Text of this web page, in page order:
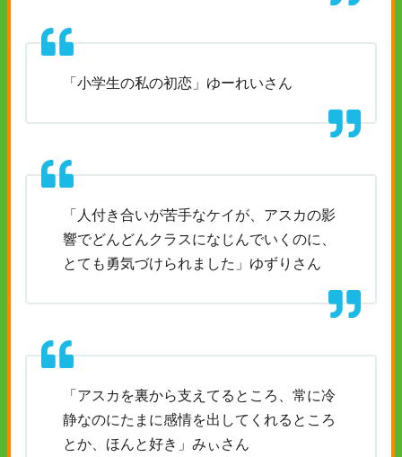
「小学生の私の初恋」ゆーれいさん
「人付き合いが苦手なケイが、アスカの影
響でどんどんクラスになじんでいくのに、
とても勇気づけられました」ゆずりさん
「アスカを裏から支えてるところ、常に冷
静なのにたまに感情を出してくれるところ
とか、ほんと好き」みぃさん